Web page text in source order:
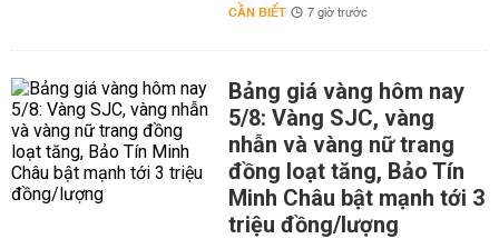
CẦN BIẾT 7 giờ trước
Bảng giá vàng hôm nay
5/8: Vàng SJC, vàng
nhẫn và vàng nữ trang
đồng loạt tăng, Bảo Tín
Minh Châu bật mạnh tới 3
triệu đồng/lượng